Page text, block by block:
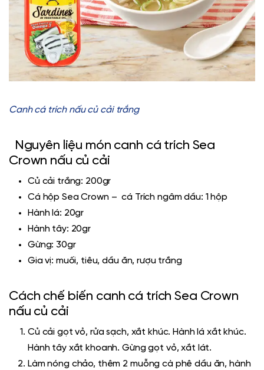
Canh cá trích nấu củ cải trắng
Nguyên liệu món canh cá trích Sea
Crown nấu củ cải
Củ cải trắng: 200gr
Cá hộp Sea Crown– cá Trích ngâm dầu: 1 hộp
Hành lá: 20gr
Hành tây: 20gr
Gừng: 30gr
Gia vị: muối, tiêu, dầu ăn, rượu trắng
Cách chế biến canh cá trích Sea Crown
nấu củ cải
Củ cải gọt vỏ, rửa sạch, xắt khúc. Hành lá xắt khúc.
Hành tây xắt khoanh. Gừng gọt vỏ, xắt lát.
Làm nóng chảo, thêm 2 muỗng cà phê dầu ăn, hành